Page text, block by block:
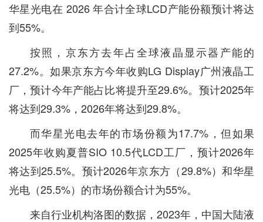
华星光电在 2026 年合计全球LCD产能份额预计将达
到55%。
按照，京东方去年占全球液晶显示器产能的
27.2%。如果京东方今年收购LG Display广州液晶工
厂，预计今年产能占比将提升至29.6%。预计2025年
将达到29.3%，2026年将达到29.8%。
而华星光电去年的市场份额为17.7%，但如果
2025年收购夏普SIO 10.5代LCD工厂，预计2026年
将达到25.5%。预计2026年京东方（29.8%）和华星
光电（25.5%）的市场份额合计为55%。
来自行业机构洛图的数据，2023年，中国大陆液